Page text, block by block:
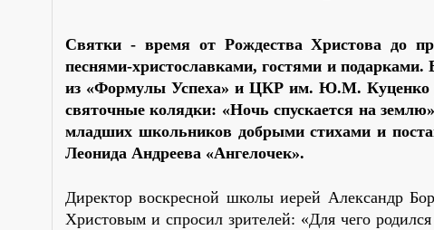
Святки - время от Рождества Христова до
песнями-христославками, гостями и
из «Формулы Успеха» и ЦКР им. Ю.М. Куценко
святочные колядки: «Ночь спускается на
младших школьников добрыми стихами и
Леонида Андреева «Ангелочек».
Директор воскресной школы иерей Александр
Христовым и спросил зрителей: «Для чего